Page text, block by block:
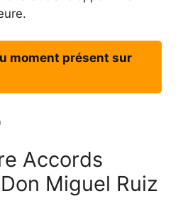
moment présent sur
Accords
Miguel Ruiz